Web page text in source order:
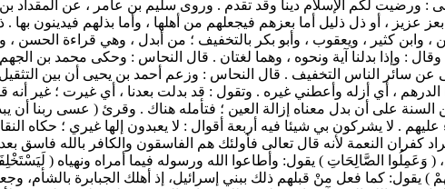
: ورضيت لكم الإسلام دينا وقد تقدم . وروى سليم بن عامر ، عن
عزيز ، أو ذل ذليل أما بعزهم فيجعلهم من أهلها ، وأما بذلهم فيدينون
وابن كثير ، ويعقوب ، وأبو بكر بالتخفيف ؛ من أبدل ، وهي قراءة الحسن ،
. وقال : وإذا بدلنا آية ونحوه ، وهما لغتان . قال النحاس : وحكى محمد بن
سائر الناس التخفيف . قال النحاس : وزعم أحمد بن يحيى أن بين التثقيل
، أي أزله وأعطني غيره . وتقول : قد بدلت بعدنا ، أي غيرت ؛ غير
على أن بدل معناه إزالة العين ؛ فتأمله هناك . وقرئ ( عسى ربنا أن
. لا يشركون بي شيئا فيه أربعة أقوال : لا يعبدون إلها غيري ؛ حكاه
النعمة لأنه قال تعالى فأولئك هم الفاسقون والكافر بالله فاسق بعد
( وَعَمِلُوا الصَّالِحَاتِ ) يقول: وأطاعوا الله ورسوله فيما أمراه ونهياه (
كما فعل منْ قبلهم ذلك ببني إسرائيل، إذ أهلك الجبابرة بالشأم،